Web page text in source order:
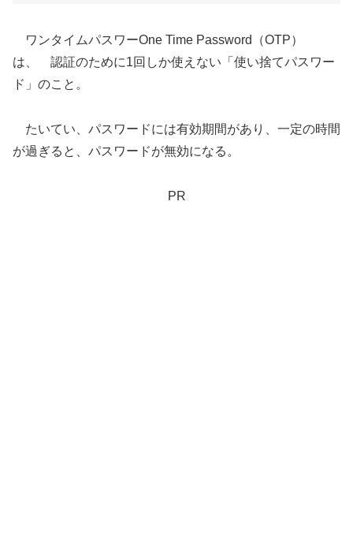
ワンタイムパスワーOne Time Password（OTP）
は、 認証のために1回しか使えない「使い捨てパスワー
ド」のこと。
たいてい、パスワードには有効期間があり、一定の時間
が過ぎると、パスワードが無効になる。
PR